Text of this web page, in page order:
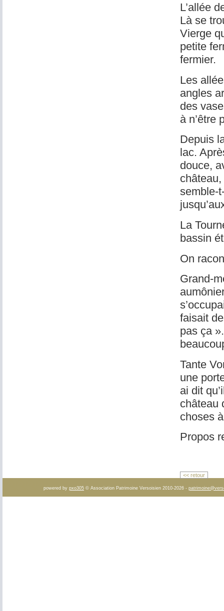
L’allée
Là se
Vierge
petite
fermier.
Les
angles
des
à n’être
Depuis
lac.
douce,
semble-
La
bassin
On
Grand-
faisait
pas ça
Tante
une
ai dit
château
choses
Propos
<< retour
powered by pxo305 © Association Patrimoine Versoisien 2010-2026 -